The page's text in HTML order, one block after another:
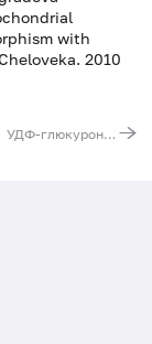
with
2010
УДФ-глюкуронозил трансфераза 1A1 (UGT1A1). Выявление мутации (TA)6/7 (регуляторная область гена)